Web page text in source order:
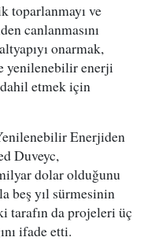
toparlanmayı ve
canlanmasını
onarmak,
yenilenebilir enerji
etmek için
Enerjiden
Duveyc,
dolar olduğunu
beş yıl sürmesinin
tarafın da projeleri üç
ifade etti.